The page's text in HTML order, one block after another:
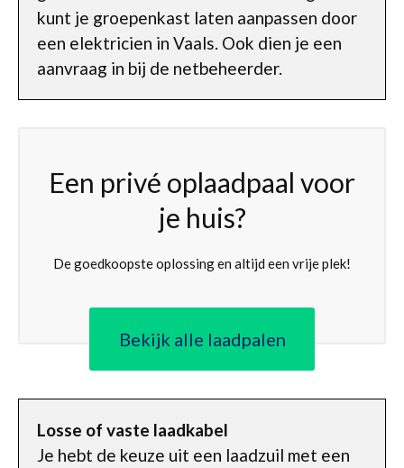
kunt je groepenkast laten aanpassen door
een elektricien in Vaals. Ook dien je een
aanvraag in bij de netbeheerder.
Een privé oplaadpaal voor
je huis?
De goedkoopste oplossing en altijd een vrije plek!
Bekijk alle laadpalen
Losse of vaste laadkabel
Je hebt de keuze uit een laadzuil met een